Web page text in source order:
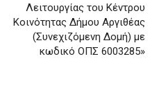
Λειτουργίας του Κέντρου
Κοινότητας Δήμου Αργιθέας
(Συνεχιζόμενη Δομή) με
κωδικό ΟΠΣ 6003285»